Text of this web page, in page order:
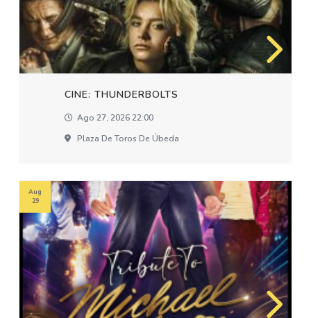
CINE: THUNDERBOLTS
Ago 27, 2026 22:00
Plaza De Toros De Úbeda
Aug
29